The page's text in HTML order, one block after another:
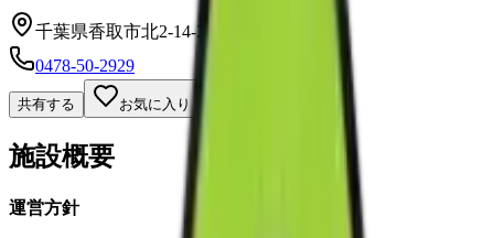
千葉県香取市北2-14-2笹本ビル201
0478-50-2929
共有する お気に入り
施設概要
運営方針